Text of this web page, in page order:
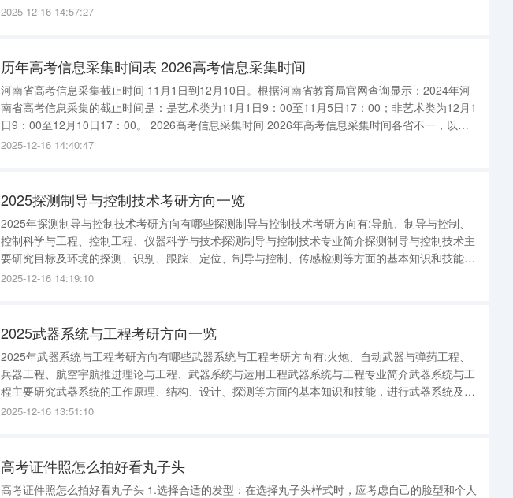
计，多服务于国防军工。例如：运兵车、侦察车、通信车等装甲车辆的设计制造，自动灭火、自动
2025-12-16 14:57:27
历年高考信息采集时间表 2026高考信息采集时间
河南省高考信息采集截止时间 11月1日到12月10日。根据河南省教育局官网查询显示：2024年河
南省高考信息采集的截止时间是：是艺术类为11月1日9：00至11月5日17：00；非艺术类为12月1
日9：00至12月10日17：00。 2026高考信息采集时间 2026年高考信息采集时间各省不一，以下
2025-12-16 14:40:47
2025探测制导与控制技术考研方向一览
2025年探测制导与控制技术考研方向有哪些探测制导与控制技术考研方向有:导航、制导与控制、
控制科学与工程、控制工程、仪器科学与技术探测制导与控制技术专业简介探测制导与控制技术主
要研究目标及环境的探测、识别、跟踪、定位、制导与控制、传感检测等方面的基本知识和技能，
包括探测与识别技术、制导与控制技术、传感与检测技术、机电控制技术和系统分析等，进行武
2025-12-16 14:19:10
2025武器系统与工程考研方向一览
2025年武器系统与工程考研方向有哪些武器系统与工程考研方向有:火炮、自动武器与弹药工程、
兵器工程、航空宇航推进理论与工程、武器系统与运用工程武器系统与工程专业简介武器系统与工
程主要研究武器系统的工作原理、结构、设计、探测等方面的基本知识和技能，进行武器系统及其
子系统的综合设计、产品研制、实验测试等。例如：防空导弹武器系统的设计，火箭弹、火炮等基
2025-12-16 13:51:10
高考证件照怎么拍好看丸子头
高考证件照怎么拍好看丸子头 1.选择合适的发型：在选择丸子头样式时，应考虑自己的脸型和个人